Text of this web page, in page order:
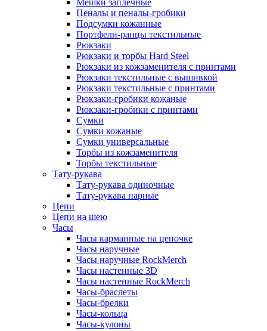
Мешки заплечные
Пеналы и пеналы-гробики
Подсумки кожанные
Портфели-ранцы текстильные
Рюкзаки
Рюкзаки и торбы Hard Steel
Рюкзаки из кожзаменителя с принтами
Рюкзаки текстильные с вышивкой
Рюкзаки текстильные с принтами
Рюкзаки-гробики кожаные
Рюкзаки-гробики с принтами
Сумки
Сумки кожаные
Сумки универсальные
Торбы из кожзаменителя
Торбы текстильные
Тату-рукава
Тату-рукава одиночные
Тату-рукава парные
Цепи
Цепи на шею
Часы
Часы карманные на цепочке
Часы наручные
Часы наручные RockMerch
Часы настенные 3D
Часы настенные RockMerch
Часы-браслеты
Часы-брелки
Часы-кольца
Часы-кулоны